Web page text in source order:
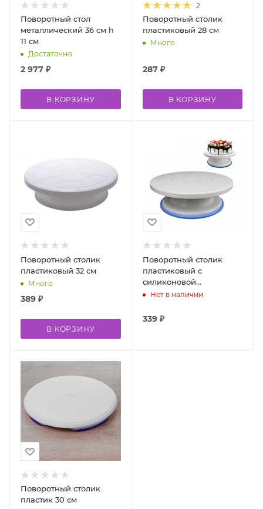
Поворотный стол
металлический 36 см h
11 см
Достаточно
2 977 ₽
В КОРЗИНУ
2
Поворотный столик
пластиковый 28 см
Много
287₽
В КОРЗИНУ
Поворотный столик
пластиковый 32 см
Много
389 ₽
В КОРЗИНУ
Поворотный столик
пластиковый с
силиконовой
подставкой 28 см
Нет в наличии
339₽
Поворотный столик
пластик 30 см